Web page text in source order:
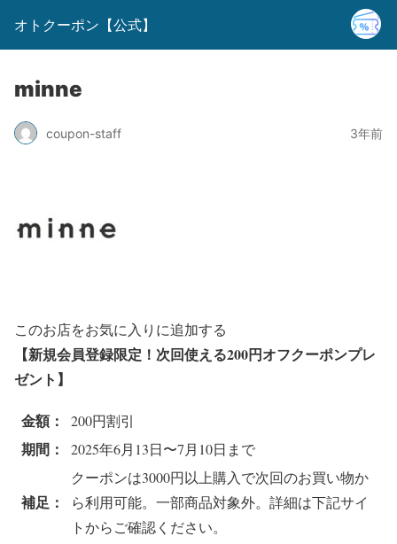
オトクーポン【公式】
minne
coupon-staff 3年前
このお店をお気に入りに追加する
【新規会員登録限定！次回使える200円オフクーポンプレ
ゼント 】
金額： 200円割引
期間： 2025年6月13日〜7月10日まで
補足：
クーポンは3000円以上購入で次回のお買い物か
ら利用可能。一部商品対象外。詳細は下記サイ
トからご確認ください。